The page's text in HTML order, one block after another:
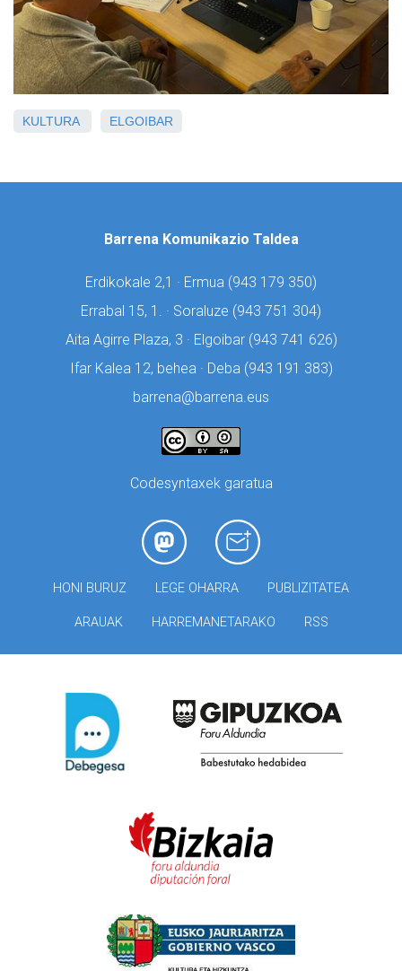
KULTURA ELGOIBAR
Barrena Komunikazio Taldea
Erdikokale 2,1 · Ermua (943 179 350)
Errabal 15, 1. · Soraluze (943 751 304)
Aita Agirre Plaza, 3 · Elgoibar (943 741 626)
Ifar Kalea 12, behea · Deba (943 191 383)
barrena@barrena.eus
Codesyntaxek garatua
HONI BURUZ LEGE OHARRA PUBLIZITATEA
ARAUAK HARREMANETARAKO RSS